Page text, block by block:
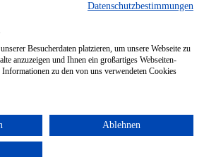
60
66
Datenschutzbestimmungen
Besucherdaten platzieren, um unsere Webseite zu
anzuzeigen und Ihnen ein großartiges Webseiten-
zu den von uns verwendeten Cookies
Ablehnen